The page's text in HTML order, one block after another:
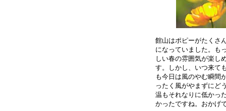
館山はポピーがたくさ
になっていました。も
しい春の雰囲気が楽し
す。しかし、いつ来て
も今日は風のやむ瞬間
ったく風がやまずにど
温もそれなりに低かっ